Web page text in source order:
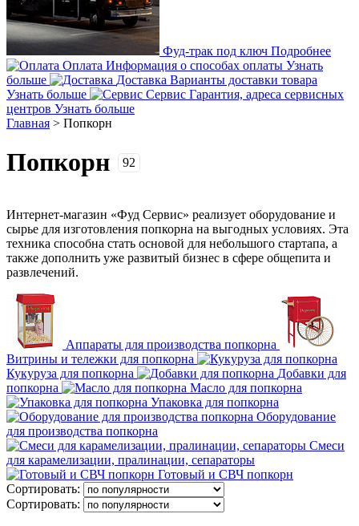
Фуд-трак под ключ Подробнее
Оплата Информация о способах оплаты Узнать
больше
Доставка Варианты доставки товара
Узнать больше
Сервис Гарантия, адреса сервисных
центров Узнать больше
Главная > Попкорн
Попкорн 92
Интернет-магазин «Фуд Сервис» реализует оборудование и
сырье для изготовления попкорна на выгодных условиях. Эта
техника способна стать основой для небольшого стартапа, а
также дополнить уже развитый бизнес в сфере общепита и
развлечений.
Аппараты для производства попкорна
Витрины и тележки для попкорна
Кукуруза для попкорна
Добавки для
попкорна
Масло для попкорна
Упаковка для попкорна
Оборудование
для производства попкорна
Смеси
для карамелизации, пралинации, сепараторы
Готовый и СВЧ попкорн
Сортировать:
Сортировать: